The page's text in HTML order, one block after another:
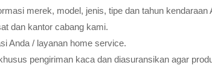
merek, model, jenis, tipe dan tahun kendaraan
dan kantor cabang kami.
Anda / layanan home service.
pengiriman kaca dan diasuransikan agar